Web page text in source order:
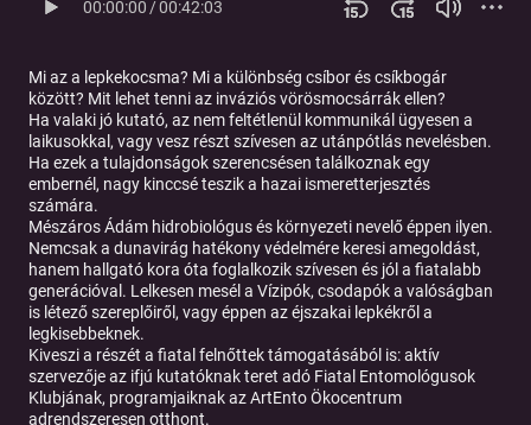
00:00:00/00:42:03
Mi az a lepkekocsma? Mi a különbség csíbor és csíkbogár
között? Mit lehet tenni az inváziós vörösmocsárrák ellen?
Ha valaki jó kutató, az nem feltétlenül kommunikál ügyesen a
laikusokkal, vagy vesz részt szívesen az utánpótlás nevelésben.
Ha ezek a tulajdonságok szerencsésen találkoznak egy
embernél, nagy kinccsé teszik a hazai ismeretterjesztés
számára.
Mészáros Ádám hidrobiológus és környezeti nevelő éppen ilyen.
Nemcsak a dunavirág hatékony védelmére keresi amegoldást,
hanem hallgató kora óta foglalkozik szívesen és jól a fiatalabb
generációval. Lelkesen mesél a Vízipók, csodapók a valóságban
is létező szereplőiről, vagy éppen az éjszakai lepkékről a
legkisebbeknek.
Kiveszi a részét a fiatal felnőttek támogatásából is: aktív
szervezője az ifjú kutatóknak teret adó Fiatal Entomológusok
Klubjának, programjaiknak az ArtEnto Ökocentrum
adrendszeresen otthont.